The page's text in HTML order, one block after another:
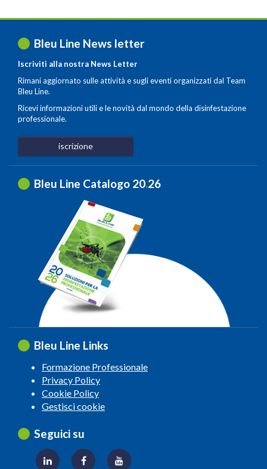
Bleu Line News letter
Iscriviti alla nostra News Letter
Rimani aggiornato sulle attività e sugli eventi organizzati dal Team
Bleu Line.
Ricevi informazioni utili e le novità dal mondo della disinfestazione
professionale.
iscrizione
Bleu Line Catalogo 20.26
Bleu Line Links
Formazione Professionale
Privacy Policy
Cookie Policy
Gestisci cookie
Seguici su